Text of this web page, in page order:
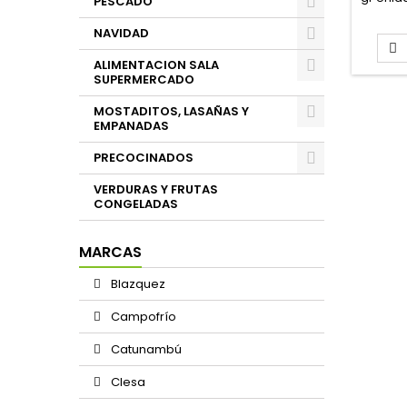
NAVIDAD
ALIMENTACION SALA
SUPERMERCADO
MOSTADITOS, LASAÑAS Y
EMPANADAS
PRECOCINADOS
VERDURAS Y FRUTAS
CONGELADAS
MARCAS
Blazquez
Campofrío
Catunambú
Clesa
de
